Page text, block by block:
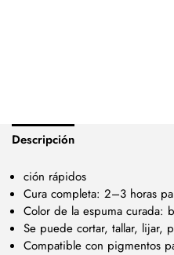
Descripción
ción rápidos
Cura completa: 2–3 horas
Color de la espuma curada:
Se puede cortar, tallar, lijar,
Compatible con pigmentos